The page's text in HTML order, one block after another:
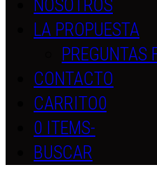
NOSOTROS
LA PROPUESTA
PREGUNTAS
CONTACTO
CARRITO0
0 ITEMS-
BUSCAR